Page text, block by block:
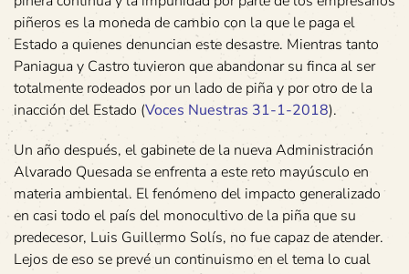
piñeros es la moneda de cambio con la que le paga el
Estado a quienes denuncian este desastre. Mientras tanto
Paniagua y Castro tuvieron que abandonar su finca al ser
totalmente rodeados por un lado de piña y por otro de la
inacción del Estado (Voces Nuestras 31-1-2018).
Un año después, el gabinete de la nueva Administración
Alvarado Quesada se enfrenta a este reto mayúsculo en
materia ambiental. El fenómeno del impacto generalizado
en casi todo el país del monocultivo de la piña que su
predecesor, Luis Guillermo Solís, no fue capaz de atender.
Lejos de eso se prevé un continuismo en el tema lo cual